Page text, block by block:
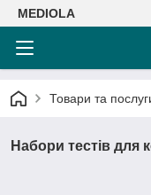
MEDIOLA
Товари та
Набори тестів для